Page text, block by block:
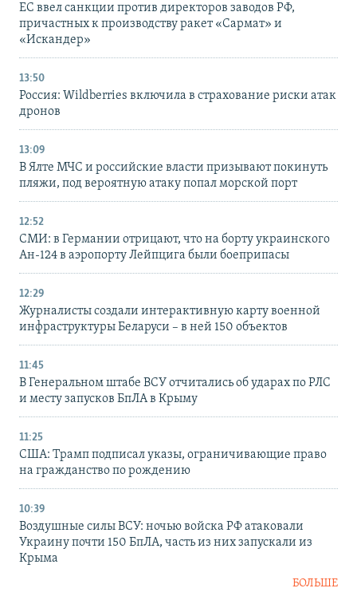
ЕС ввел санкции против директоров заводов РФ,
причастных к производству ракет «Сармат» и
«Искандер»
13:50
Россия: Wildberries включила в страхование риски атак
дронов
13:09
В Ялте МЧС и российские власти призывают покинуть
пляжи, под вероятную атаку попал морской порт
12:52
СМИ: в Германии отрицают, что на борту украинского
Ан-124 в аэропорту Лейпцига были боеприпасы
12:29
Журналисты создали интерактивную карту военной
инфраструктуры Беларуси – в ней 150 объектов
11:45
В Генеральном штабе ВСУ отчитались об ударах по РЛС
и месту запусков БпЛА в Крыму
11:25
США: Трамп подписал указы, ограничивающие право
на гражданство по рождению
10:39
Воздушные силы ВСУ: ночью войска РФ атаковали
Украину почти 150 БпЛА, часть из них запускали из
Крыма
БОЛЬШЕ